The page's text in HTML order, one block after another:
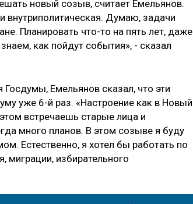
новый созыв, считает Емельянов.
внутриполитическая. Думаю, задачи
Планировать что-то на пять лет, даже
как пойдут события», - сказал
Госдумы, Емельянов сказал, что эти
уже 6-й раз. «Настроение как в Новый
встречаешь старые лица и
много планов. В этом созыве я буду
Естественно, я хотел бы работать по
миграции, избирательного